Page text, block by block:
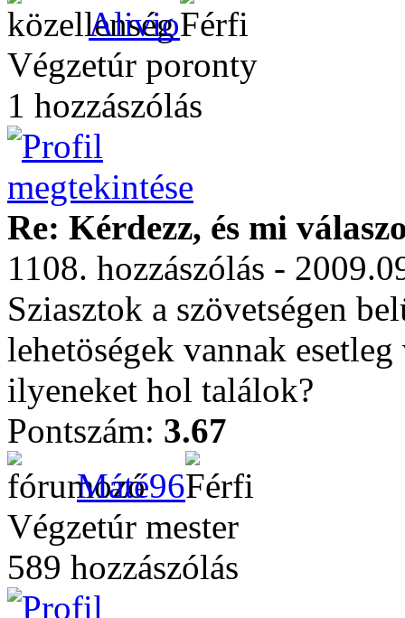
Alivio
Végzetúr poronty
1 hozzászólás
Re: Kérdezz, és mi
1108. hozzászólás -
Sziasztok a szövetségen
lehetöségek vannak
ilyeneket hol találok?
Pontszám: 3.67
Máté96
Végzetúr mester
589 hozzászólás